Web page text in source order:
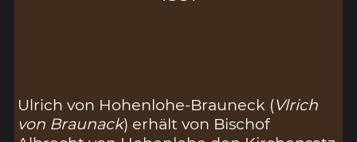
Ulrich von Hohenlohe-Brauneck (Vlrich
von Braunack) erhält von Bischof